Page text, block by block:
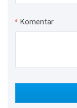
* Komentar